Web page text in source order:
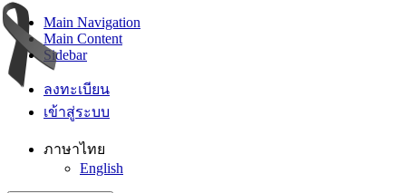
Main Navigation
Main Content
Sidebar
ลงทะเบียน
เข้าสู่ระบบ
ภาษาไทย
English